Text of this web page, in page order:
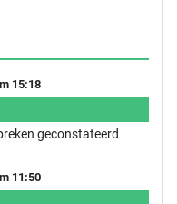
15:18
geconstateerd
11:50